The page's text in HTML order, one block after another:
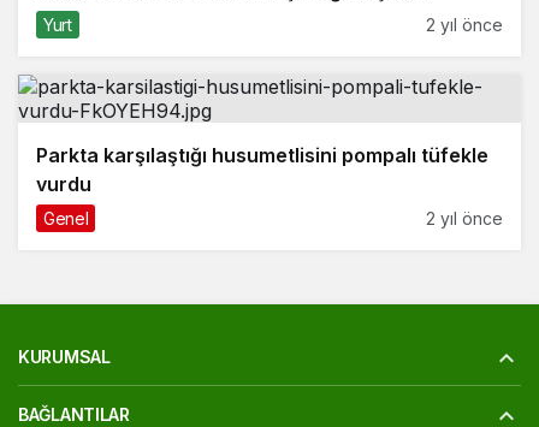
Yurt 2 yıl önce
Parkta karşılaştığı husumetlisini pompalı tüfekle
vurdu
Genel 2 yıl önce
KURUMSAL
BAĞLANTILAR